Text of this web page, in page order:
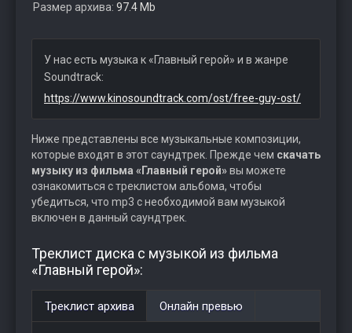
Размер архива: 97.4 Mb
У нас есть музыка к «Главный герой» и в жанре
Soundtrack:
https://www.kinosoundtrack.com/ost/free-guy-ost/
Ниже представлены все музыкальные композиции,
которые входят в этот саундтрек. Прежде чем скачать
музыку из фильма «Главный герой»вы можете
ознакомиться с треклистом альбома, чтобы
убедиться, что mp3 с необходимой вам музыкой
включен в данный саундтрек.
Треклист диска с музыкой из фильма
«Главный герой»:
Треклист архива Онлайн превью